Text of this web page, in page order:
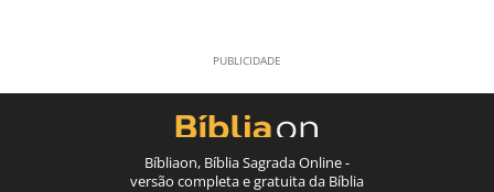
Bíbliaon, Bíblia Sagrada Online -
versão completa e gratuita da Bíblia